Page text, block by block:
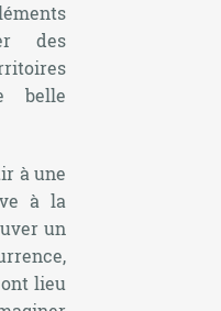
des
belle
à une
à la
un
lieu